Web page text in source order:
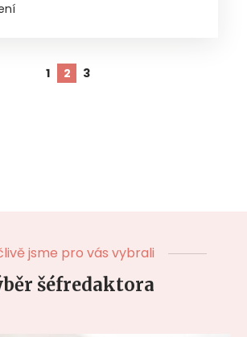
1 2 3
jsme pro vás vybrali
šéfredaktora